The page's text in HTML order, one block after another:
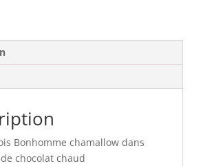
Bonhomme chamallow dans
chocolat chaud